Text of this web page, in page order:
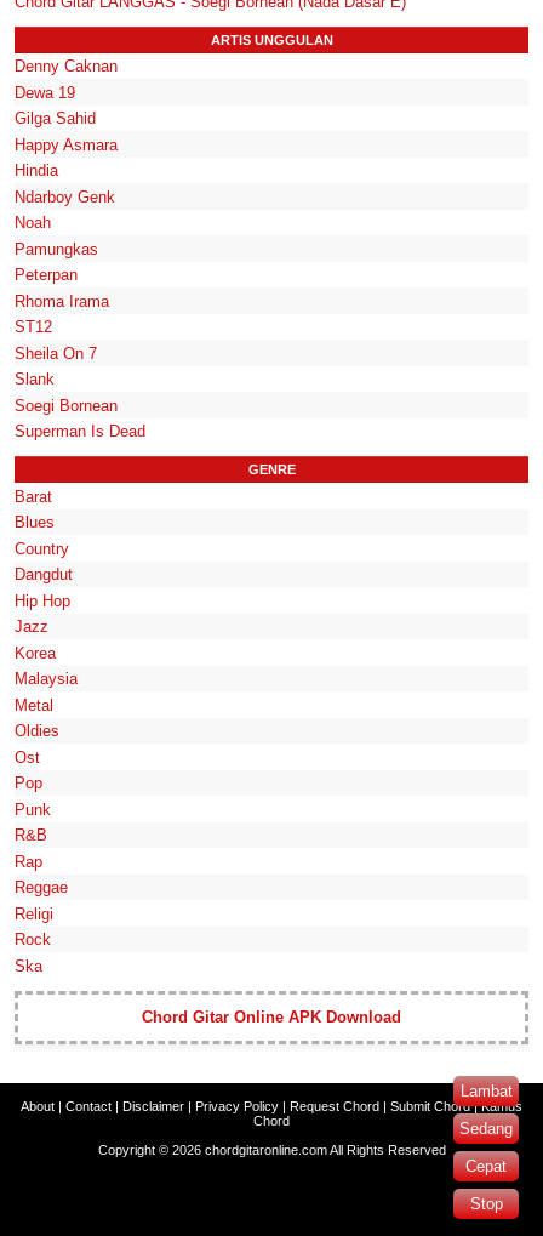
Lambat
Sedang
Cepat
Stop
ARTIS UNGGULAN
Denny Caknan
Dewa 19
Gilga Sahid
Happy Asmara
Hindia
Ndarboy Genk
Noah
Pamungkas
Peterpan
Rhoma Irama
ST12
Sheila On 7
Slank
Soegi Bornean
Superman Is Dead
GENRE
Barat
Blues
Country
Dangdut
Hip Hop
Jazz
Korea
Malaysia
Metal
Oldies
Ost
Pop
Punk
R&B
Rap
Reggae
Religi
Rock
Ska
Chord Gitar Online APK Download
About | Contact | Disclaimer | Privacy Policy | Request Chord | Submit Chord|Kamus
Chord
Copyright © 2026 chordgitaronline.comAll Rights Reserved